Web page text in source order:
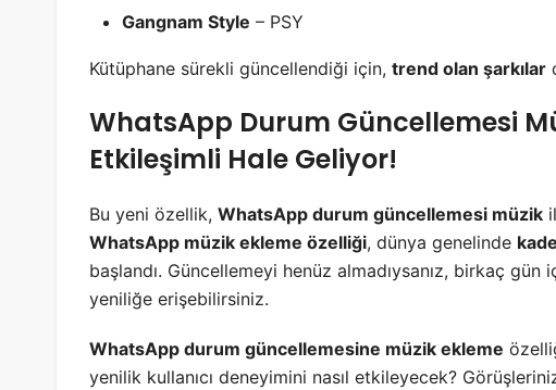
Gangnam Style – PSY
Kütüphane sürekli güncellendiği için, trend olan şarkılar
WhatsApp Durum Güncellemesi
Etkileşimli Hale Geliyor!
Bu yeni özellik, WhatsApp durum güncellemesi müzik
WhatsApp müzik ekleme özelliği, dünya genelinde
başlandı. Güncellemeyi henüz almadıysanız, birkaç gün
yeniliğe erişebilirsiniz.
WhatsApp durum güncellemesine müzik ekleme
yenilik kullanıcı deneyimini nasıl etkileyecek?